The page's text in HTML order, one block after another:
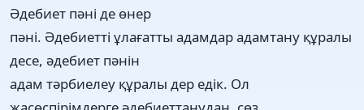
Әдебиет пәні де өнер
пәні. Әдебиетті ұлағатты адамдар адамтану құралы
десе, әдебиет пәнін
адам тәрбиелеу құралы дер едік. Ол